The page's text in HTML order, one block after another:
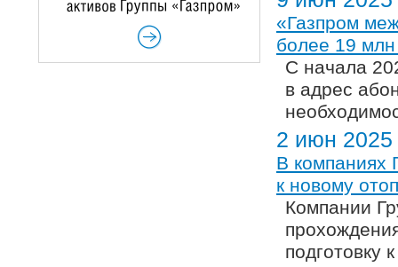
«Газпром
более 19
С начала
в адрес
2 июн 2025
В компаниях
к новому
Компании
подготовку